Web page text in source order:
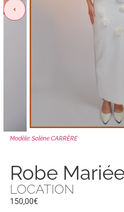
Modèle: Solène CARRÈRE
Robe
LOCATION
150,00€